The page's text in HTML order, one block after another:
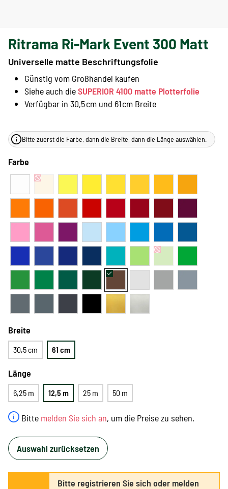
Ritrama Ri-Mark Event 300 Matt
Universelle matte Beschriftungsfolie
Günstig vom Großhandel kaufen
Siehe auch dieSUPERIOR 4100 matte Plotterfolie
Verfügbar in 30,5 cm und 61 cm Breite
Bitte melden Sie sich an, um die Preise zu sehen.
Bitte zuerst die Farbe, dann die Breite, dann die Länge auswählen.
Farbe
Breite
30,5 cm 61 cm
Länge
6,25 m 12,5 m 25 m 50 m
Auswahl zurücksetzen
Bitte registrieren Sie sich oder melden